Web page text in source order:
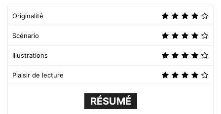
Originalité
Scénario
Illustrations
Plaisir de lecture
RÉSUMÉ